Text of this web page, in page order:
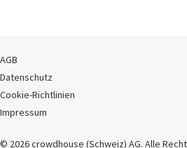
AGB
Datenschutz
Cookie-Richtlinien
Impressum
© 2026 crowdhouse (Schweiz) AG. Alle